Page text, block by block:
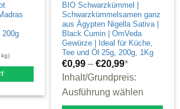
200g
BIO Schwarzkümmel |
Schwarzkümmelsamen ganz
aus Ägypten Nigella Sativa |
Black Cumin | OmVeda
Gewürze | Ideal für Küche,
Tee und Öl 25g, 200g, 1Kg
€0,99 –€20,99*
Inhalt/Grundpreis:
Ausführung wählen